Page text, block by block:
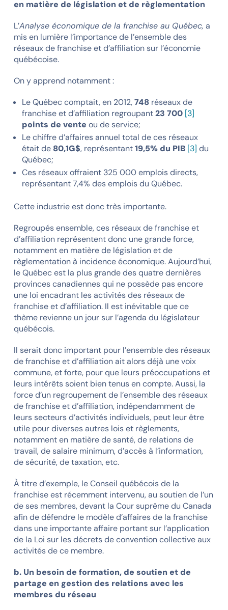
en matière de législation et de règlementation
L’Analyse économique de la franchise au Québec, a
mis en lumière l’importance de l’ensemble des
réseaux de franchise et d’affiliation sur l’économie
québécoise.
On y apprend notamment :
Le Québec comptait, en 2012,748réseaux de
franchise et d’affiliation regroupant23 700 [3]
points de vente ou de service;
Le chiffre d’affaires annuel total de ces réseaux
était de 80,1G$, représentant19,5% du PIB [3] du
Québec;
Ces réseaux offraient 325 000 emplois directs,
représentant 7,4% des emplois du Québec.
Cette industrie est donc très importante.
Regroupés ensemble, ces réseaux de franchise et
d’affiliation représentent donc une grande force,
notamment en matière de législation et de
règlementation à incidence économique. Aujourd’hui,
le Québec est la plus grande des quatre dernières
provinces canadiennes qui ne possède pas encore
une loi encadrant les activités des réseaux de
franchise et d’affiliation. Il est inévitable que ce
thème revienne un jour sur l’agenda du législateur
québécois.
Il serait donc important pour l’ensemble des réseaux
de franchise et d’affiliation ait alors déjà une voix
commune, et forte, pour que leurs préoccupations et
leurs intérêts soient bien tenus en compte. Aussi, la
force d’un regroupement de l’ensemble des réseaux
de franchise et d’affiliation, indépendamment de
leurs secteurs d’activités individuels, peut leur être
utile pour diverses autres lois et règlements,
notamment en matière de santé, de relations de
travail, de salaire minimum, d’accès à l’information,
de sécurité, de taxation, etc.
À titre d’exemple, le Conseil québécois de la
franchise est récemment intervenu, au soutien de l’un
de ses membres, devant la Cour suprême du Canada
afin de défendre le modèle d’affaires de la franchise
dans une importante affaire portant sur l’application
de la Loi sur les décrets de convention collective aux
activités de ce membre.
b. Un besoin de formation, de soutien et de
partage en gestion des relations avec les
membres du réseau